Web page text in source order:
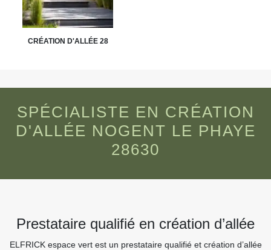
CRÉATION D'ALLÉE 28
SPÉCIALISTE EN CRÉATION
D'ALLÉE NOGENT LE PHAYE
28630
Prestataire qualifié en création d’allée
ELFRICK espace vert est un prestataire qualifié et création d’allée